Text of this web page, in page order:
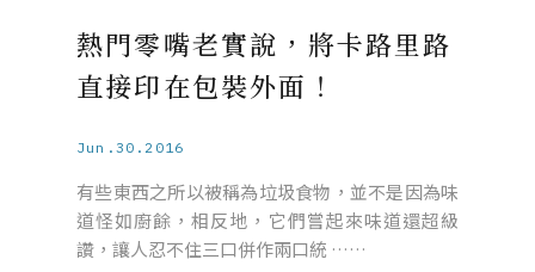
熱門零嘴老實說，將卡路里路
直接印在包裝外面！
Jun.30.2016
有些東西之所以被稱為垃圾食物，並不是因為味
道怪如廚餘，相反地，它們嘗起來味道還超級
讚，讓人忍不住三口併作兩口統 ……